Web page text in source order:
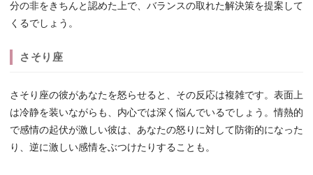
分の非をきちんと認めた上で、バランスの取れた解決策を提案して
くるでしょう。
さそり座
さそり座の彼があなたを怒らせると、その反応は複雑です。表面上
は冷静を装いながらも、内心では深く悩んでいるでしょう。情熱的
で感情の起伏が激しい彼は、あなたの怒りに対して防衛的になった
り、逆に激しい感情をぶつけたりすることも。